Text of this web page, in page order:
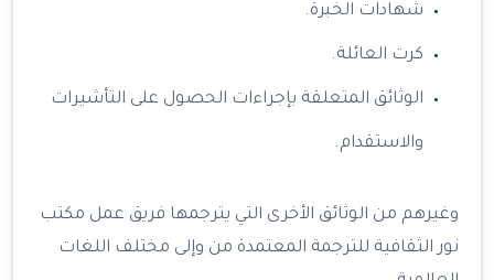
شهادات الخبرة.
كرت العائلة.
الوثائق المتعلقة بإجراءات الحصول على التأشيرات
والاستقدام.
وغيرهم من الوثائق الأخرى التي يترجمها فريق عمل مكتب
نور الثقافية للترجمة المعتمدة من وإلى مختلف اللغات